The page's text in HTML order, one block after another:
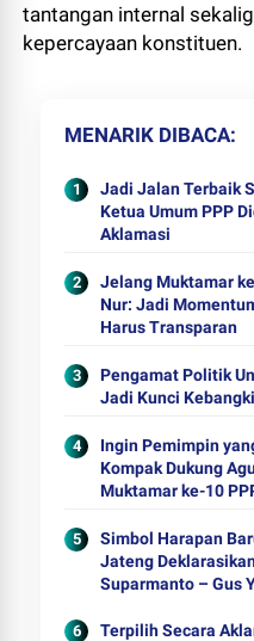
tantangan internal
kepercayaan konstituen.
MENARIK DIBACA
Jadi Jalan Terbaik
Ketua Umum PPP
Aklamasi
Jelang Muktamar
Nur: Jadi
Harus Transparan
Pengamat Politik
Jadi Kunci
Ingin Pemimpin
Kompak Dukung
Muktamar ke-10
Simbol Harapan
Jateng
Suparmanto – Gus
Terpilih Secara